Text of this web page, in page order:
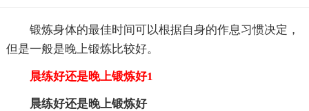
锻炼身体的最佳时间可以根据自身的作息习惯决定，
但是一般是晚上锻炼比较好。
晨练好还是晚上锻炼好1
晨练好还是晚上锻炼好